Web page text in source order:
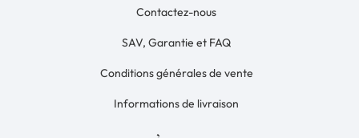
Contactez-nous
SAV, Garantie et FAQ
Conditions générales de vente
Informations de livraison